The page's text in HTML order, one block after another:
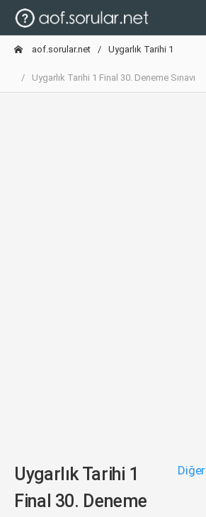
aof.sorular.net Uygarlık Tarihi 1
Uygarlık Tarihi 1 Final 30. Deneme Sınavı
Uygarlık Tarihi 1
Final 30. Deneme
Diğer